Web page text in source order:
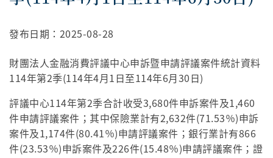
發布日期： 2025-08-28
財團法人金融消費評議中心申訴暨申請評議案件統計資料
114年第2季(114年4月1日至114年6月30日)
評議中心114年第2季合計收受3,680件申訴案件及1,460
件申請評議案件；其中保險業計有2,632件(71.53％)申訴
案件及1,174件(80.41％)申請評議案件；銀行業計有866
件(23.53％)申訴案件及226件(15.48％)申請評議案件；證